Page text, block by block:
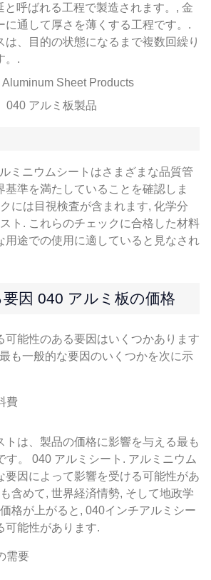
と呼ばれる工程で製造されます。, 金
に通して厚さを薄くする工程です。.
は、目的の状態になるまで複数回繰り
。.
040 アルミ板製品
ミニウムシートはさまざまな品質管
基準を満たしていることを確認しま
には目視検査が含まれます, 化学分
ト. これらのチェックに合格した材料
用途での使用に適していると見なされ
因 040 アルミ板の価格
可能性のある要因はいくつかあります
も一般的な要因のいくつかを次に示
費
トは、製品の価格に影響を与える最も
す。 040 アルミシート. アルミニウム
要因によって影響を受ける可能性があ
含めて, 世界経済情勢, そして地政学
格が上がると, 040インチアルミシー
可能性があります.
需要